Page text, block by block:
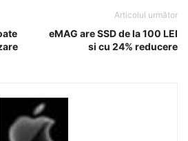
Articolul următor
eMAG are SSD de la 100 LEI
si cu 24% reducere